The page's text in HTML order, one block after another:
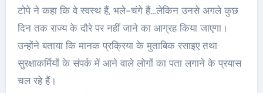
टोपे ने कहा कि वे स्वस्थ हैं, भले-चंगे हैं…लेकिन उनसे अगले कुछ
दिन तक राज्य के दौरे पर नहीं जाने का आग्रह किया जाएगा।
उन्होंने बताया कि मानक प्रक्रिया के मुताबिक रसाइए तथा
सुरक्षाकर्मियों के संपर्क में आने वाले लोगों का पता लगाने के प्रयास
चल रहे हैं।